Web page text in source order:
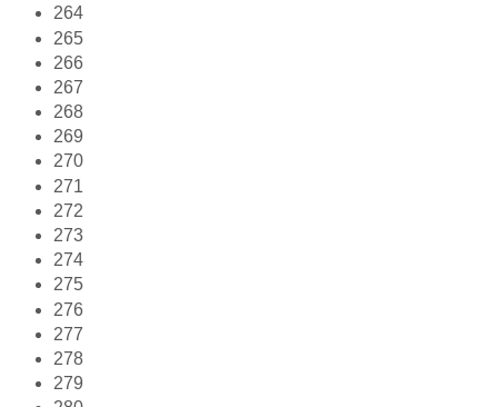
264
265
266
267
268
269
270
271
272
273
274
275
276
277
278
279